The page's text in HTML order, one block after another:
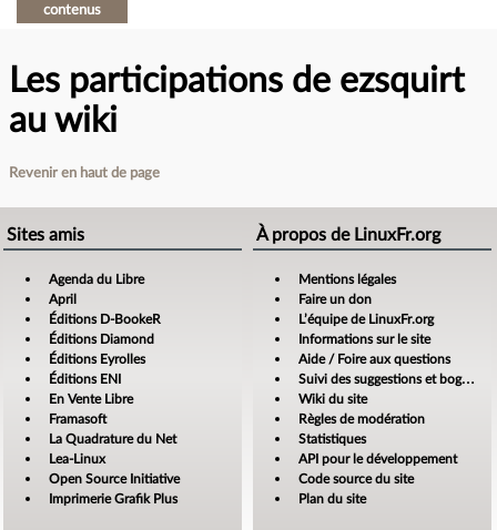
contenus
Les participations de ezsquirt
au wiki
Revenir en haut de page
Sites amis
Agenda du Libre
April
Éditions D-BookeR
Éditions Diamond
Éditions Eyrolles
Éditions ENI
En Vente Libre
Framasoft
La Quadrature du Net
Lea-Linux
Open Source Initiative
Imprimerie Grafik Plus
À propos de LinuxFr.org
Mentions légales
Faire un don
L’équipe de LinuxFr.org
Informations sur le site
Aide / Foire aux questions
Suivi des suggestions et bogues
Wiki du site
Règles de modération
Statistiques
API pour le développement
Code source du site
Plan du site